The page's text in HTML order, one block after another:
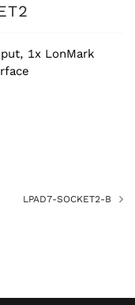
1x LonMark
LPAD7-SOCKET2-B